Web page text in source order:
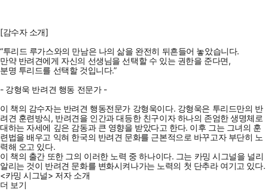
[감수자 소개]
“투리드 루가스와의 만남은 나의 삶을 완전히 뒤흔들어 놓았습니다.
만약 반려견에게 자신의 선생님을 선택할 수 있는 권한을 준다면,
분명 투리드를 선택할 것입니다.”
- 강형욱 반려견 행동 전문가 -
이 책의 감수자는 반려견 행동전문가 강형욱이다. 강형욱은 투리드만의 반
려견 훈련방식, 반려견을 인간과 대등한 친구이자 하나의 존엄한 생명체로
대하는 자세에 깊은 감동과 큰 영향을 받았다고 한다. 이후 그는 그녀의 훈
련법을 배우고 익혀 한국의 반려견 문화를 근본적으로 바꾸고자 부단히 노
력해 오고 있다.
이 책의 출간 또한 그의 이러한 노력 중 하나이다. 그는 카밍 시그널을 널리
알리는 것이 반려견 문화를 변화시켜나가는 노력의 첫 단추라 여기고 있다.
<카밍 시그널> 저자 소개
더 보기